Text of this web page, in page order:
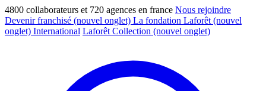
4800 collaborateurs et 720 agences en france Nous rejoindre
Devenir franchisé (nouvel onglet) La fondation Laforêt (nouvel
onglet) International Laforêt Collection (nouvel onglet)